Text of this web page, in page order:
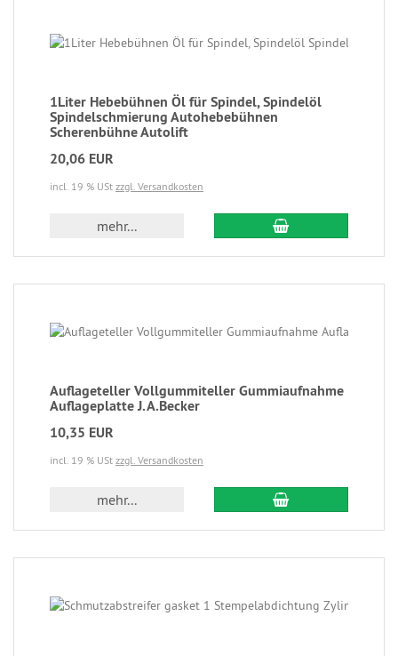
1Liter Hebebühnen Öl für Spindel, Spindelöl
Spindelschmierung Autohebebühnen
Scherenbühne Autolift
20,06 EUR
incl. 19 % USt zzgl. Versandkosten
mehr...
Auflageteller Vollgummiteller Gummiaufnahme
Auflageplatte J.A.Becker
10,35 EUR
incl. 19 % USt zzgl. Versandkosten
mehr...